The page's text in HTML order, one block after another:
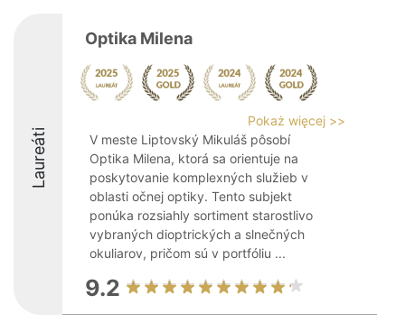
Laureáti
Optika Milena
Pokaż więcej >>
V meste Liptovský Mikuláš pôsobí
Optika Milena, ktorá sa orientuje na
poskytovanie komplexných služieb v
oblasti očnej optiky. Tento subjekt
ponúka rozsiahly sortiment starostlivo
vybraných dioptrických a slnečných
okuliarov, pričom sú v portfóliu ...
9.2